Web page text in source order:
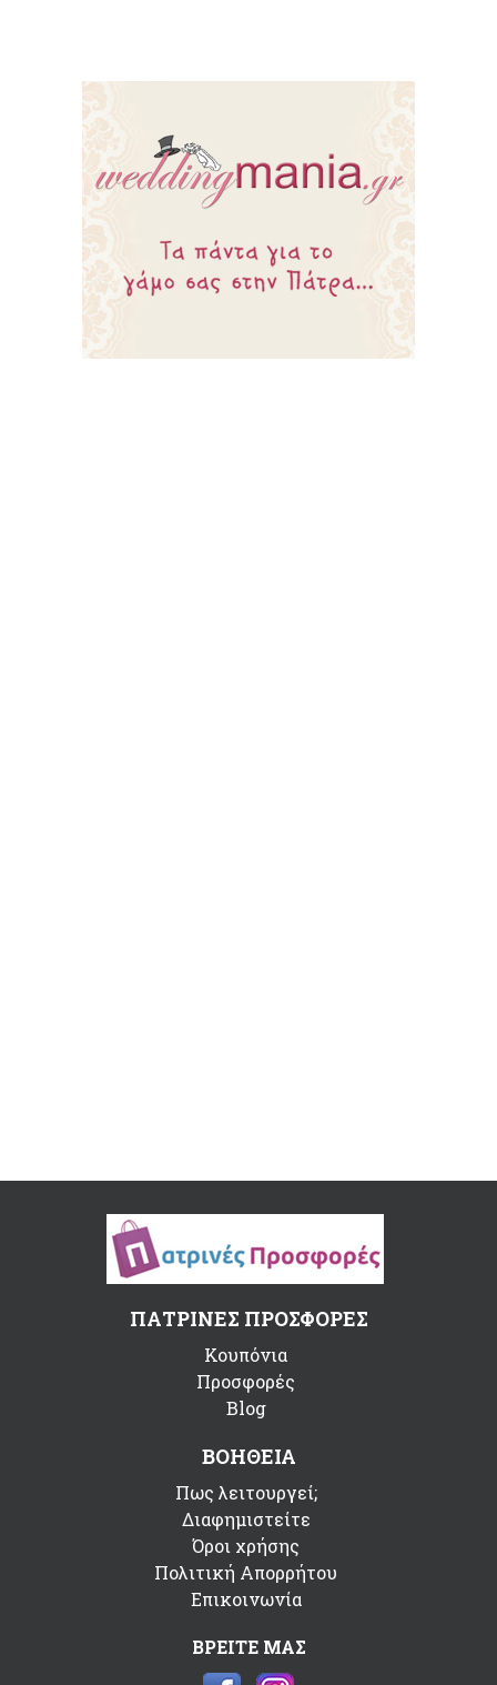
ΠΑΤΡΙΝΕΣ ΠΡΟΣΦΟΡΕΣ
Κουπόνια
Προσφορές
Blog
ΒΟΗΘΕΙΑ
Πως λειτουργεί;
Διαφημιστείτε
Όροι χρήσης
Πολιτική Απορρήτου
Επικοινωνία
ΒΡΕΙΤΕ ΜΑΣ